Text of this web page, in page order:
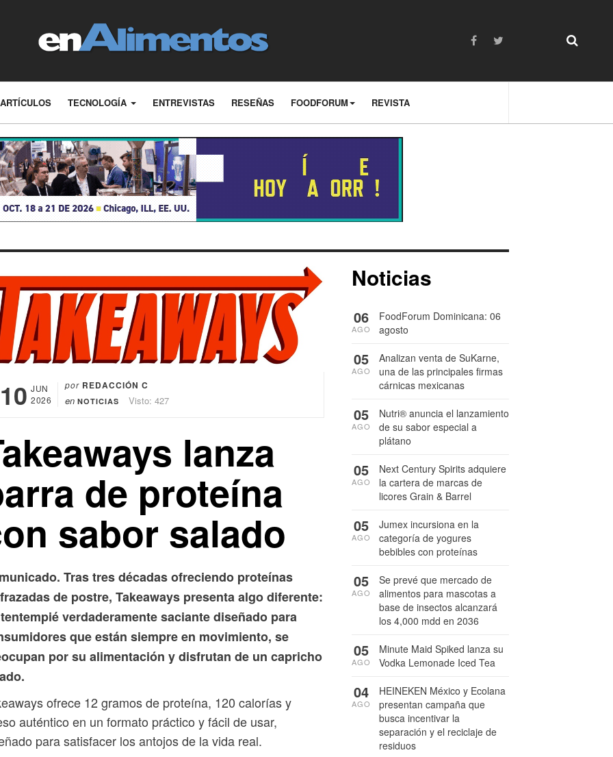
ARTÍCULOS TECNOLOGÍA ENTREVISTAS RESEÑAS FOODFORUM REVISTA
10 JUN
2026
por REDACCIÓN C
en NOTICIAS Visto: 427
lanza
de proteína
sabor salado
Tras tres décadas ofreciendo proteínas
de postre, Takeaways presenta algo diferente:
verdaderamente saciante diseñado para
que están siempre en movimiento, se
por su alimentación y disfrutan de un capricho
ofrece 12 gramos de proteína, 120 calorías y
auténtico en un formato práctico y fácil de usar,
para satisfacer los antojos de la vida real.
Noticias
FoodForum Dominicana: 06
agosto
06
AGO
Analizan venta de SuKarne,
una de las principales firmas
cárnicas mexicanas
05
AGO
Nutri® anuncia el lanzamiento
de su sabor especial a
plátano
05
AGO
Next Century Spirits adquiere
la cartera de marcas de
licores Grain & Barrel
05
AGO
Jumex incursiona en la
categoría de yogures
bebibles con proteínas
05
AGO
Se prevé que mercado de
alimentos para mascotas a
base de insectos alcanzará
los 4,000 mdd en 2036
05
AGO
Minute Maid Spiked lanza su
Vodka Lemonade Iced Tea
05
AGO
HEINEKEN México y Ecolana
presentan campaña que
busca incentivar la
separación y el reciclaje de
residuos
04
AGO